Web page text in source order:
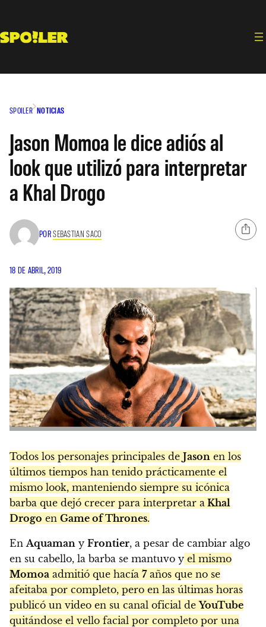
contenido
SPOILER NOTICIAS
Jason Momoa le dice adiós al
look que utilizó para interpretar
a Khal Drogo
PORSEBASTIAN SACO
18 DE ABRIL, 2019
Todos los personajes principales de Jason en los
últimos tiempos han tenido prácticamente el
mismo look, manteniendo siempre su icónica
barba que dejó crecer para interpretar a Khal
Drogo en Game of Thrones.
En Aquaman y Frontier, a pesar de cambiar algo
en su cabello, la barba se mantuvo y el mismo
Momoa admitió que hacía 7años que no se
afeitaba por completo, pero en las últimas horas
publicó un video en su canal oficial deYouTube
quitándose el vello facial por completo por una